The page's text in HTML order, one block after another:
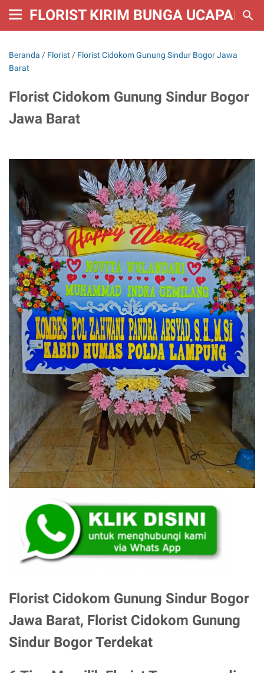
FLORIST KIRIM BUNGA UCAPAN
Beranda / Florist / Florist Cidokom Gunung Sindur Bogor Jawa
Barat
Florist Cidokom Gunung Sindur Bogor
Jawa Barat
Florist Cidokom Gunung Sindur Bogor
Jawa Barat, Florist Cidokom Gunung
Sindur Bogor Terdekat